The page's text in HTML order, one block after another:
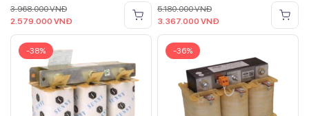
3.968.000VNĐ
2.579.000 VNĐ
5.180.000VNĐ
3.367.000 VNĐ
-38% -36%